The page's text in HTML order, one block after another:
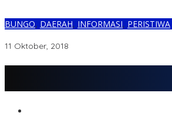
BUNGO, DAERAH, INFORMASI, PERISTIWA
11 Oktober, 2018